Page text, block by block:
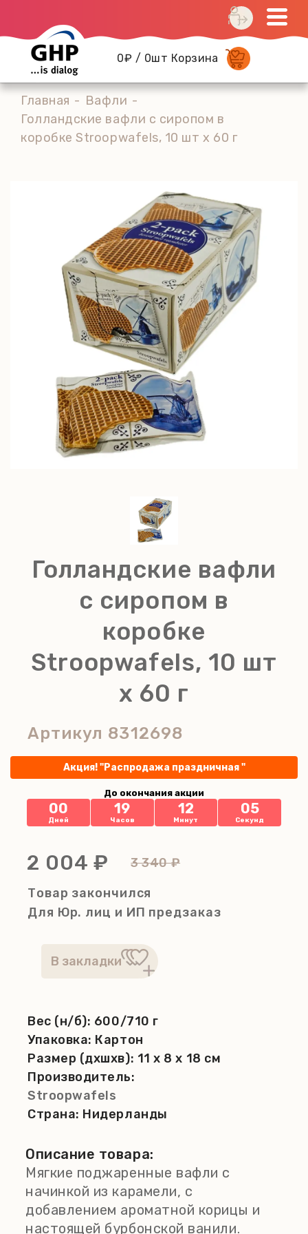
0₽ / 0шт Корзина
Главная
Вафли
Голландские вафли с сиропом в
коробке Stroopwafels, 10 шт х 60 г
Голландские вафли
с сиропом в
коробке
Stroopwafels, 10 шт
х 60 г
Артикул 8312698
Акция! "Распродажа праздничная "
До окончания акции
00
Дней
19
Часов
12
Минут
05
Секунд
2 004 ₽
3 340 ₽
Товар закончился
Для Юр. лиц и ИП предзаказ
Вес (н/б): 600/710 г
Упаковка: Картон
Размер (дхшхв): 11 x 8 x 18 см
Производитель:
Stroopwafels
Страна: Нидерланды
Описание товара:
Мягкие поджаренные вафли с
начинкой из карамели, с
добавлением ароматной корицы и
настоящей бурбонской ванили.